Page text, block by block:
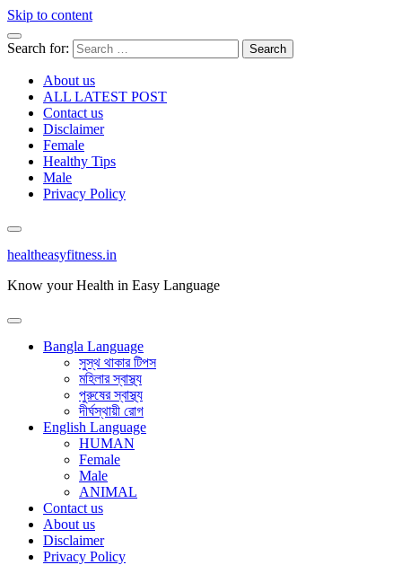
Skip to content
Search for:
About us
ALL LATEST POST
Contact us
Disclaimer
Female
Healthy Tips
Male
Privacy Policy
healtheasyfitness.in
Know your Health in Easy Language
Bangla Language
সুস্থ থাকার টিপস
মহিলার স্বাস্থ্য
পুরুষের স্বাস্থ্য
দীর্ঘস্থায়ী রোগ
English Language
HUMAN
Female
Male
ANIMAL
Contact us
About us
Disclaimer
Privacy Policy